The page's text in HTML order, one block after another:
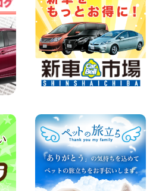
まず営業します! 神奈川県 横浜
店
100円レンタカー 横浜旭南本宿町
2026年08月07日
に便利で最適!(禁煙車両) 香川県
店
100円レンタカー 坂出川津
2026年08月07日
ェアのレンタカーが2台になりま
100円レンタカー 各務原那加
2026年08月06日
ます!!コンパクトSUV 軽 ミニバ
車種多数!!関東圏必見♪ 東京都
店
100円レンタカー 町田根岸
2026年08月06日